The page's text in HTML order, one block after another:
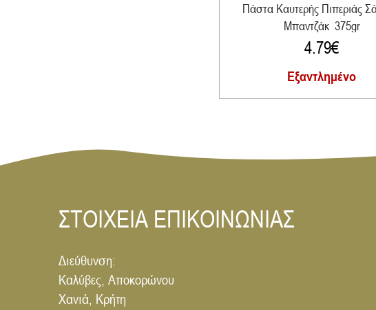
Πάστα Καυτερής Πιπεριάς
Μπαντζάκ 375gr
4.79€
Εξαντλημένο
ΣΤΟΙΧΕΙΑ ΕΠΙΚΟΙΝΩΝΙΑΣ
Διεύθυνση:
Καλύβες, Αποκορώνου
Χανιά, Κρήτη